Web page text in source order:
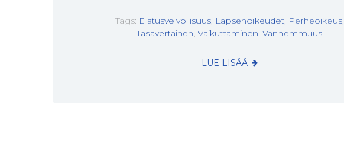
Tags: Elatusvelvollisuus, Lapsenoikeudet, Perheoikeus,
Tasavertainen, Vaikuttaminen, Vanhemmuus
LUE LISÄÄ